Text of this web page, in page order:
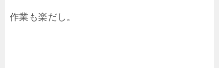
作業も楽だし。